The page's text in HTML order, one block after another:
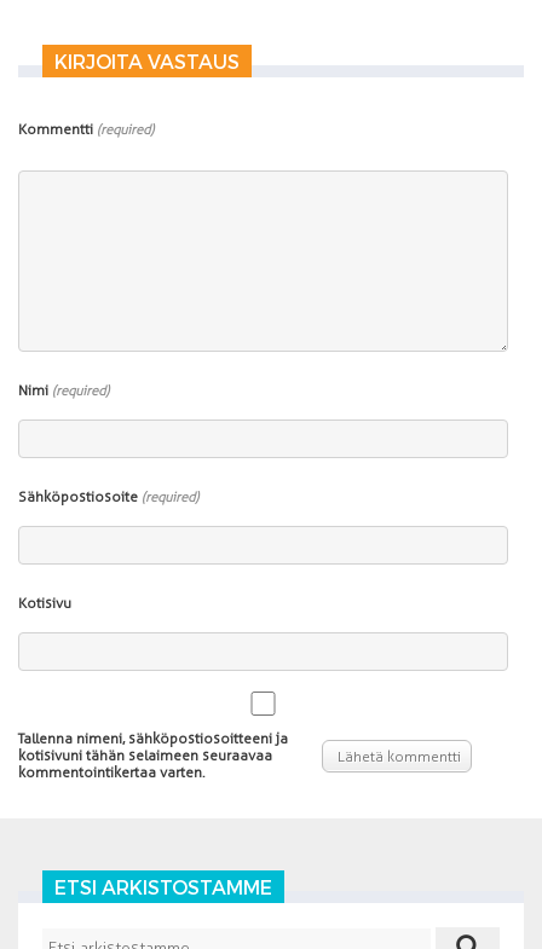
KIRJOITA VASTAUS
Kommentti (required)
Nimi (required)
Sähköpostiosoite (required)
Kotisivu
Tallenna nimeni, sähköpostiosoitteeni ja
kotisivuni tähän selaimeen seuraavaa
kommentointikertaa varten.
ETSI ARKISTOSTAMME